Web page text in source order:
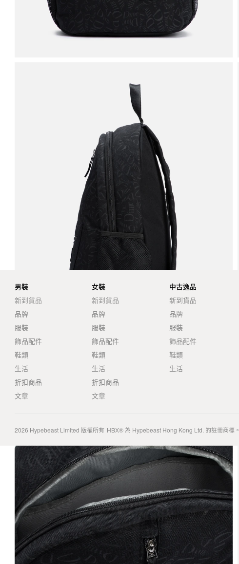
男裝
新到貨品
品牌
服裝
飾品配件
鞋類
生活
折扣商品
文章
女裝
新到貨品
品牌
服裝
飾品配件
鞋類
生活
折扣商品
文章
中古逸品
新到貨品
品牌
服裝
飾品配件
鞋類
生活
2026 Hypebeast Limited 版權所有 HBX® 為 Hypebeast Hong Kong Ltd. 的註冊商標。